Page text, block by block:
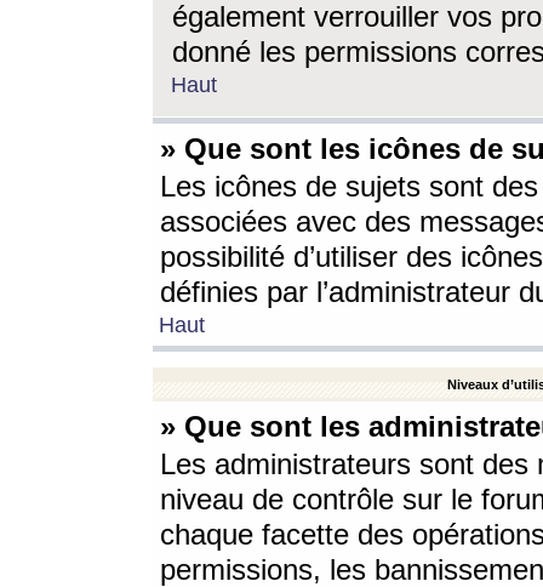
également verrouiller vos
donné les permissions
Haut
» Que sont les icônes de
Les icônes de sujets sont
associées avec des
possibilité d’utiliser des
définies par l’administrateur
Haut
Niveaux
» Que sont les
Les administrateurs sont
niveau de contrôle sur le
chaque facette des
permissions, les